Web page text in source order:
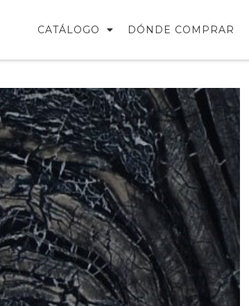
CATÁLOGO DÓNDE COMPRAR